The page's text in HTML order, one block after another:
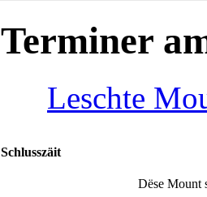
Terminer
Leschte
Schlusszäit
Dëse Mount